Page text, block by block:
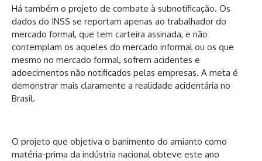
Há também o projeto de combate à subnotificação. Os
dados do INSS se reportam apenas ao trabalhador do
mercado formal, que tem carteira assinada, e não
contemplam os aqueles do mercado informal ou os que
mesmo no mercado formal, sofrem acidentes e
adoecimentos não notificados pelas empresas. A meta é
demonstrar mais claramente a realidade acidentária no
Brasil.
O projeto que objetiva o banimento do amianto como
matéria-prima da indústria nacional obteve este ano